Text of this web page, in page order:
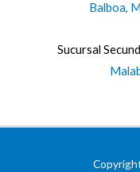
Balboa,
Sucursal